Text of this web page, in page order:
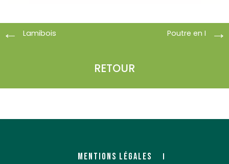
Lamibois
RETOUR
Poutre en I
MENTIONS LÉGALES